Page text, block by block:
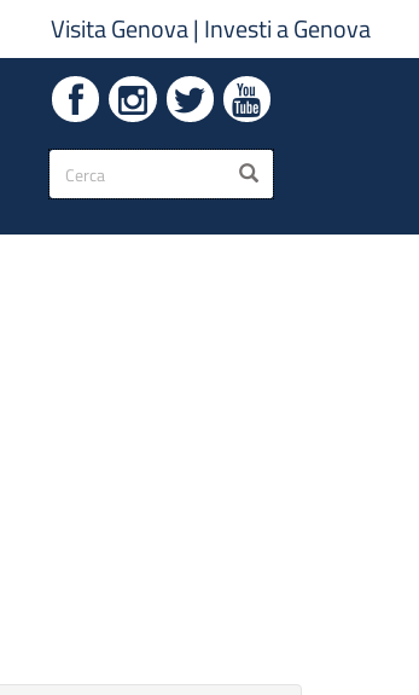
Visita Genova| Investi a Genova
Form
di
ricerca
CERCA